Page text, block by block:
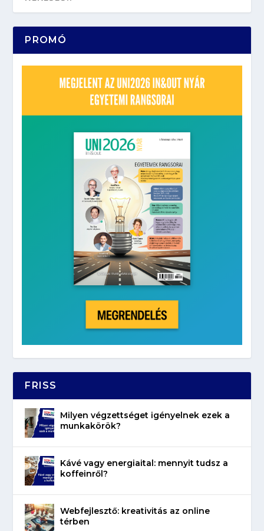
PROMÓ
FRISS
Milyen végzettséget igényelnek ezek a
munkakörök?
Kávé vagy energiaital: mennyit tudsz a
koffeinről?
Webfejlesztő: kreativitás az online
térben